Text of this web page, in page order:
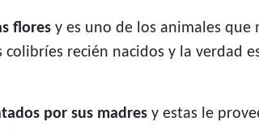
flores y es uno de los animales que
recién nacidos y la verdad
por sus madres y estas le